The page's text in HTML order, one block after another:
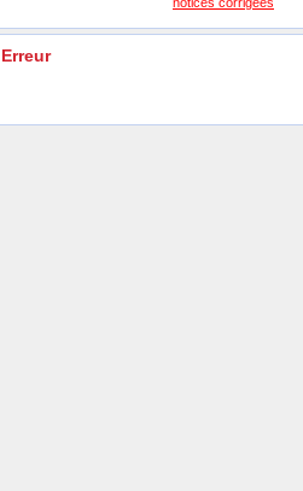
Erreur